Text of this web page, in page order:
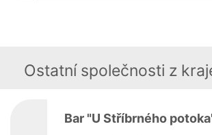
Ostatní společnosti z
Bar "U Stříbrného